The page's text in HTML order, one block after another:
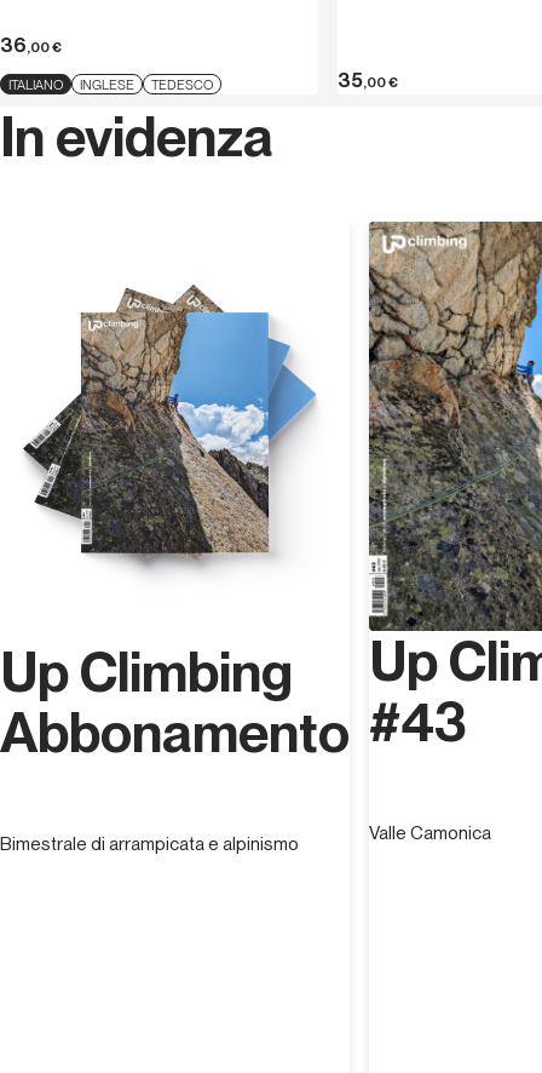
36,00€
ITALIANO INGLESE TEDESCO 35,00€
In evidenza
Up Climbing
Abbonamento
Bimestrale di arrampicata e alpinismo
Up
#43
Valle Camonica